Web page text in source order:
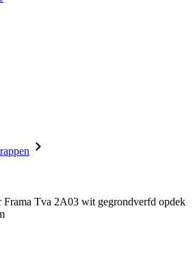
Frama Tva 2A03 wit gegrondverfd opdek